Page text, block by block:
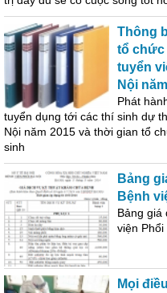
Thông
tổ chức
tuyển
Nội
Phát
tuyển dụng tới các thí sinh dự
Nội năm 2015 và thời gian tổ
sinh
Bảng
Bệnh
Bảng giá
viện
Mọi